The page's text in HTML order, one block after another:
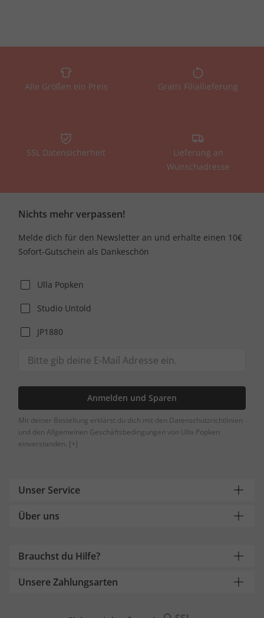
Alle Größen ein Preis Gratis Filiallieferung
SSL Datensicherheit
Lieferung an
Wunschadresse
Nichts mehr verpassen!
Melde dich für den Newsletter an und erhalte einen 10€
Sofort-Gutschein als Dankeschön
Ulla Popken
Studio Untold
JP1880
Anmelden und Sparen
Mit deiner Bestellung erklärst du dich mit den Datenschutzrichtlinien
und den Allgemeinen Geschäftsbedingungen von Ulla Popken
einverstanden. [+]
Unser Service
Über uns
Brauchst du Hilfe?
Unsere Zahlungsarten